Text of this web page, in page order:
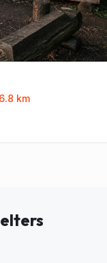
6.8 km